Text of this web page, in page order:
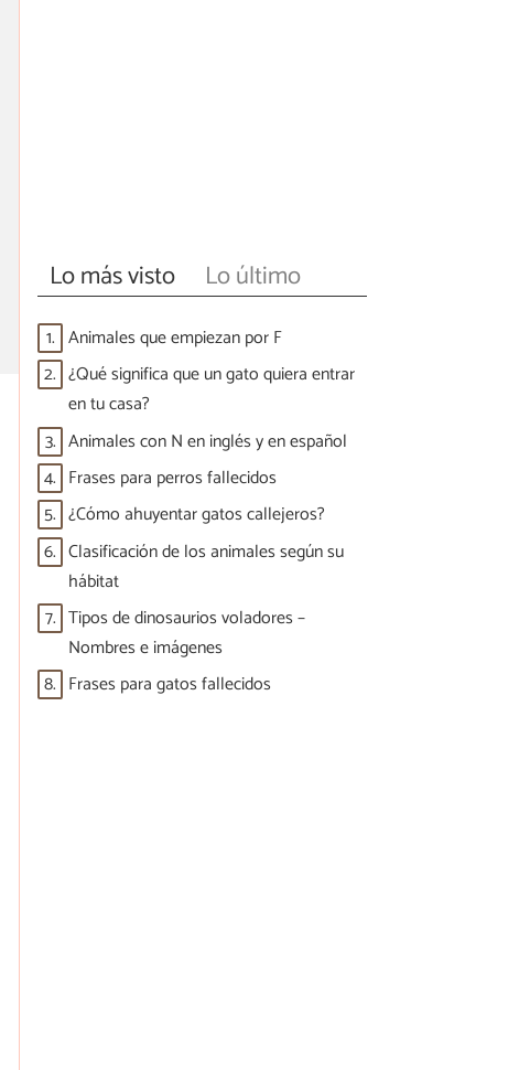
Lo más visto Lo último
1. Animales que empiezan por F
2. ¿Qué significa que un gato quiera entrar
en tu casa?
3. Animales con N en inglés y en español
4. Frases para perros fallecidos
5. ¿Cómo ahuyentar gatos callejeros?
6. Clasificación de los animales según su
hábitat
7. Tipos de dinosaurios voladores –
Nombres e imágenes
8. Frases para gatos fallecidos